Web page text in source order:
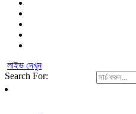
লাইভ দেখুন
Search For: